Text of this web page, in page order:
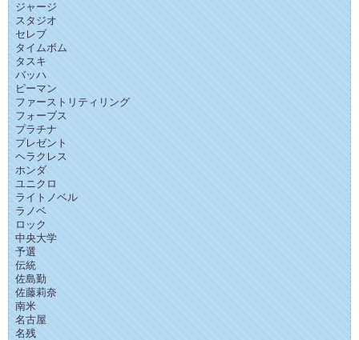
ジャージ
スタジオ
セレブ
タイムボム
タスキ
バッハ
ピーマン
ファーストリティリング
フォーブス
プラチナ
プレゼント
ヘラクレス
ホンダ
ユニクロ
ライトノベル
ラノベ
ロック
中央大学
予選
伝統
佐島勤
佐藤莉奈
南米
名古屋
名残